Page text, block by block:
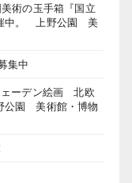
術の玉手箱『国立
中。 上野公園 美
集中
ェーデン絵画 北欧
公園 美術館・博物